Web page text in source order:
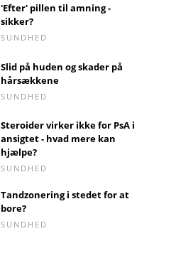
'Efter' pillen til amning -
sikker?
SUNDHED
Slid på huden og skader på
hårsækkene
SUNDHED
Steroider virker ikke for PsA i
ansigtet - hvad mere kan
hjælpe?
SUNDHED
Tandzonering i stedet for at
bore?
SUNDHED